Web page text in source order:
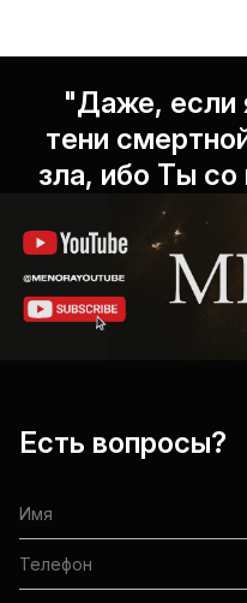
"Даже, если
тени
зла, ибо Ты
Есть вопросы?